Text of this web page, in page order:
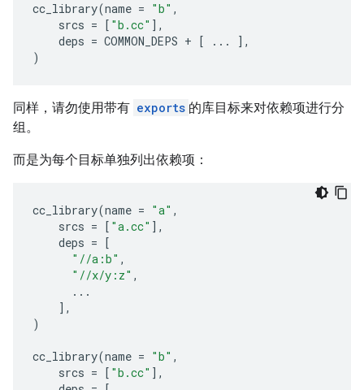
cc_library(name = "b" ,
srcs = [ "b.cc" ],
deps = COMMON_DEPS + [ ...
],
)
同样，请勿使用带有 exports 的库目标来对依赖项进行分
组。
而是为每个目标单独列出依赖项：
cc_library(name = "a" ,
srcs = [ "a.cc" ],
deps = [
"//a:b" ,
"//x/y:z" ,
...
],
)
cc_library(name = "b" ,
srcs = [ "b.cc" ],